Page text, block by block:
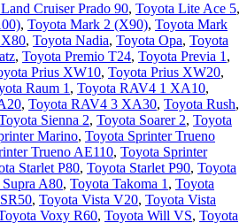
Cruiser Prado 90, Toyota Lite Ace 5,
, Toyota Mark 2 (Х90), Toyota Mark
, Toyota Nadia, Toyota Opa, Toyota
, Toyota Premio T24, Toyota Previa 1 ,
Prius XW10, Toyota Prius XW20,
Raum 1 , Toyota RAV4 1 XA10,
, Toyota RAV4 3 XA30, Toyota Rush,
Sienna 2, Toyota Soarer 2, Toyota
Marino, Toyota Sprinter Trueno
Trueno AE110, Toyota Sprinter
Starlet P80, Toyota Starlet P90, Toyota
A80, Toyota Takoma 1 , Toyota
, Toyota Vista V20, Toyota Vista
Voxy R60, Toyota Will VS, Toyota